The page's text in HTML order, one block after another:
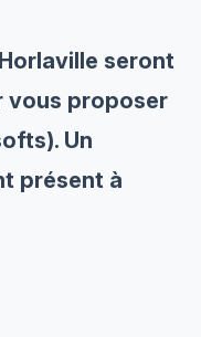
seront
vous proposer
Un
présent à